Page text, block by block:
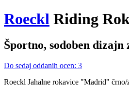
Roeckl Riding
Športno, sodoben
Do sedaj oddanih ocen: 3
Roeckl Jahalne rokavice "Madrid" črno/